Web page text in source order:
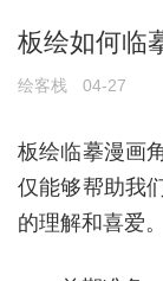
板绘如何临
绘客栈 04-27
板绘临摹漫画
仅能够帮助我
的理解和喜爱。